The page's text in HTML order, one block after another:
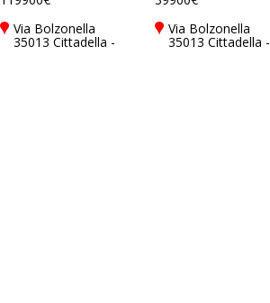
Via Bolzonella
35013 Cittadella -
Via Bolzonella
35013 Cittadella -